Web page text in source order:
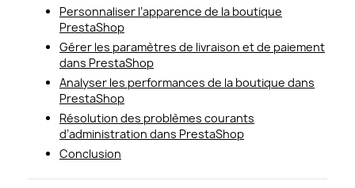
Personnaliser l’apparence de la boutique
PrestaShop
Gérer les paramètres de livraison et de paiement
dans PrestaShop
Analyser les performances de la boutique dans
PrestaShop
Résolution des problèmes courants
d’administration dans PrestaShop
Conclusion